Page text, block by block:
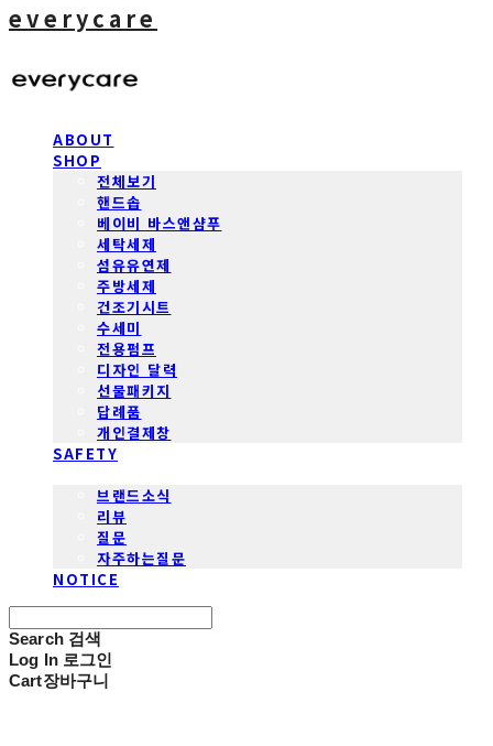
everycare
ABOUT
SHOP
전체보기
핸드솝
베이비 바스앤샴푸
세탁세제
섬유유연제
주방세제
건조기시트
수세미
전용펌프
디자인 달력
선물패키지
답례품
개인결제창
SAFETY
브랜드소식
리뷰
질문
자주하는질문
NOTICE
Search 검색
Log In 로그인
Cart장바구니